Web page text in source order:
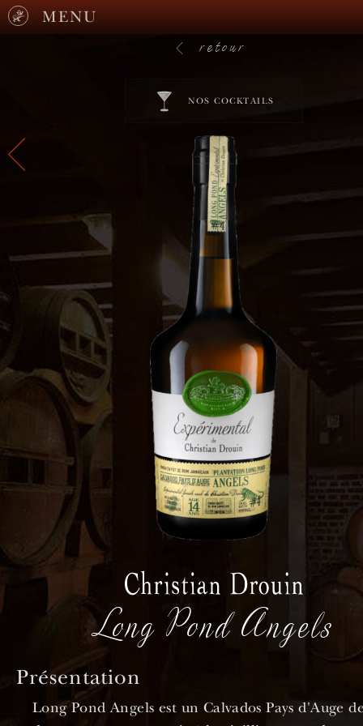
MENU
retour
NOS COCKTAILS
Long Pond Angels
Présentation
Long Pond Angels est un Calvados Pays d'Auge